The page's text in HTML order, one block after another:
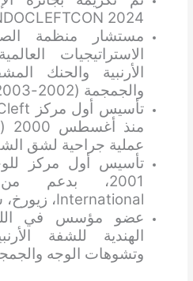
2024
مستشار منظمة
الاستراتيجيات
الأرنبية والحنك
والجمجمة (2002-2003)
عملية جراحية لشق
تأسيس أول مركز
International، زيورخ، سويسرا
عضو مؤسس في
الهندية للشفة
وتشوهات الوجه